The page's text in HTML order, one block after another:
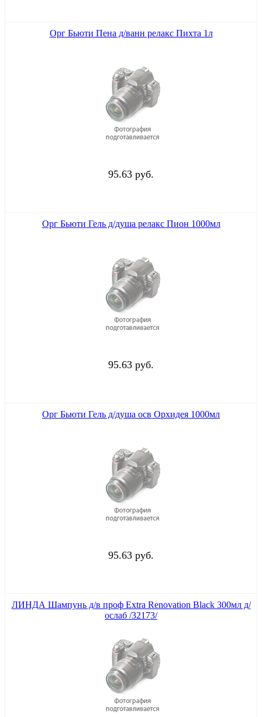
Орг Бьюти Пена д/ванн релакс Пихта 1л
95.63 руб.
Орг Бьюти Гель д/душа релакс Пион 1000мл
95.63 руб.
Орг Бьюти Гель д/душа осв Орхидея 1000мл
95.63 руб.
ЛИНДА Шампунь д/в проф Extra Renovation Black 300мл д/
ослаб /32173/